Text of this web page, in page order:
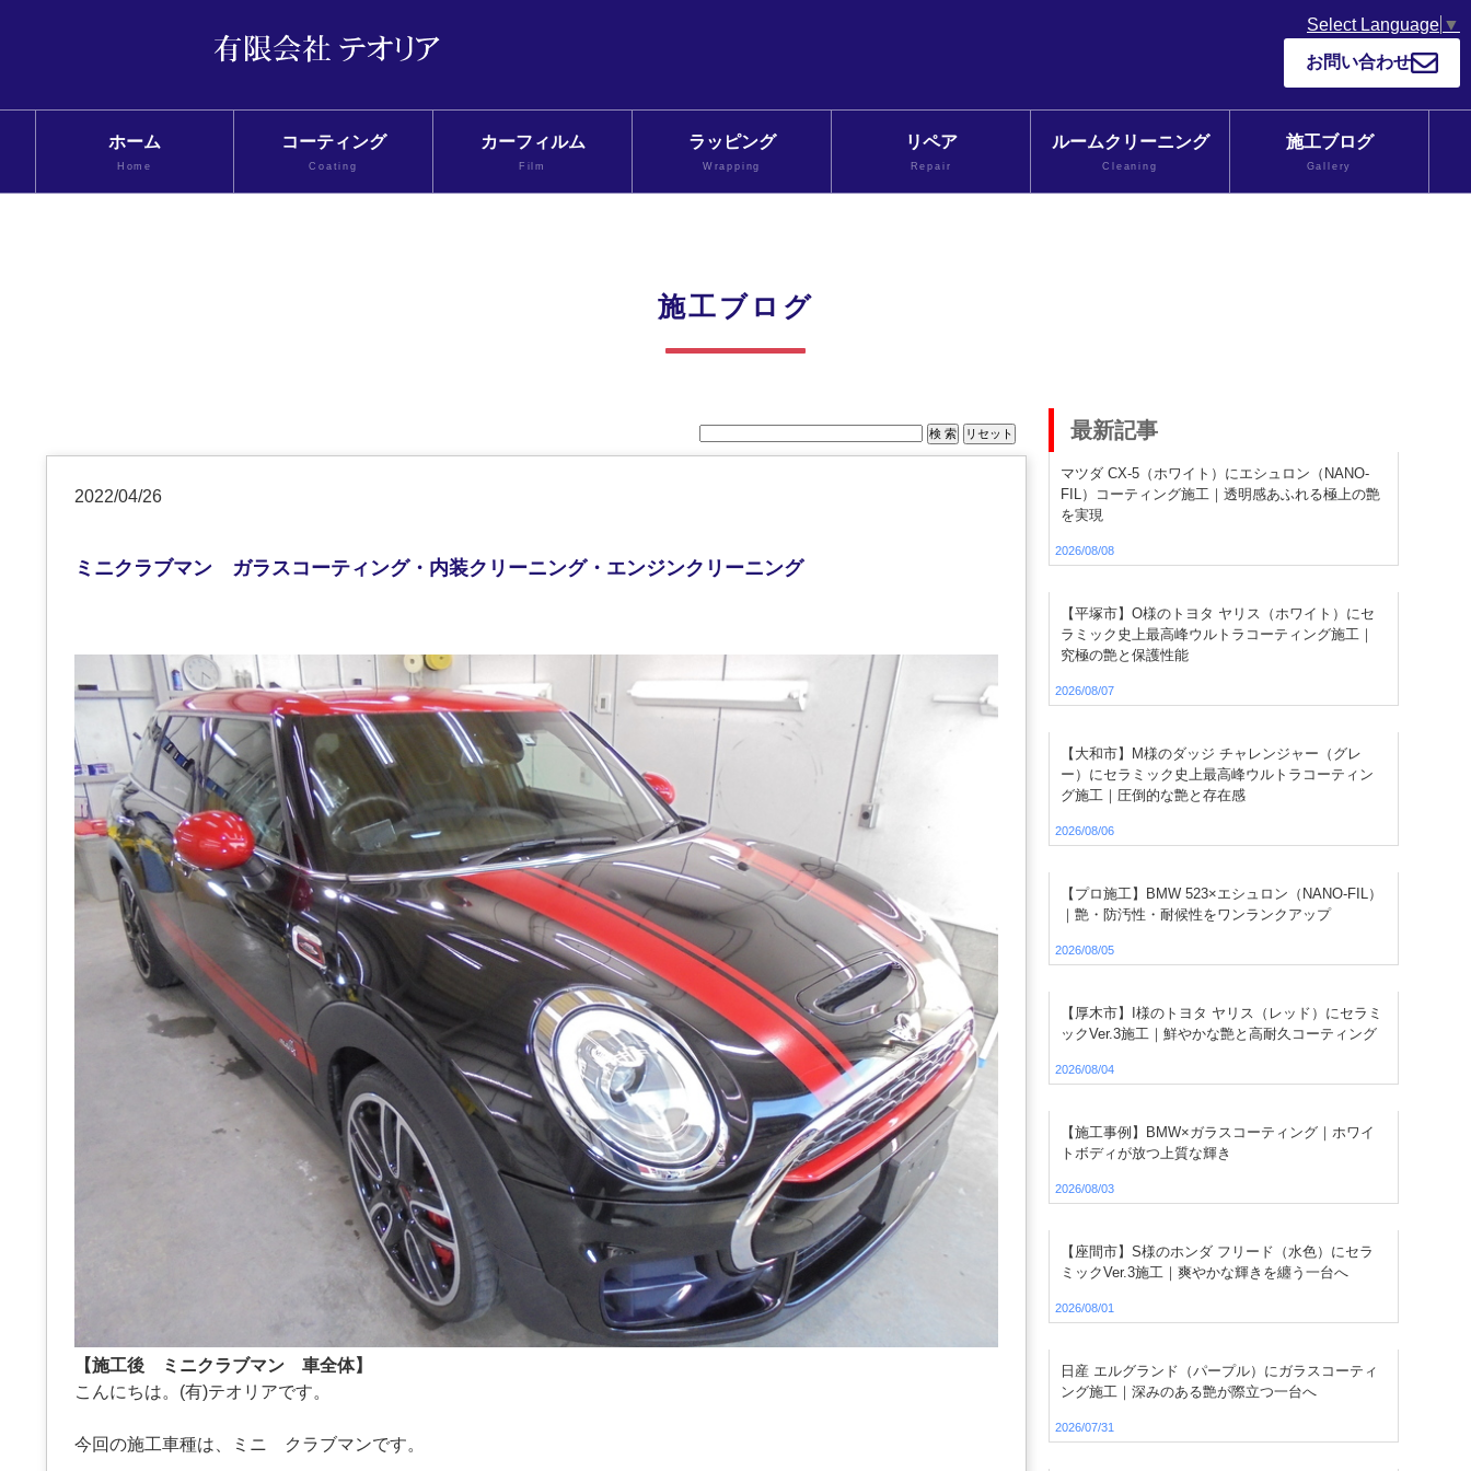
Select Language ▼
お問い合わせ
ホーム
Home
コーティング
Coating
カーフィルム
Film
ラッピング
Wrapping
リペア
Repair
ルームクリーニング
Cleaning
施工ブログ
Gallery
施工ブログ
2022/04/26
ミニクラブマン ガラスコーティング・内装クリーニング・エンジンクリーニング
【施工後 ミニクラブマン 車全体】
こんにちは。(有)テオリアです。
今回の施工車種は、ミニ クラブマンです。
最新記事
マツダ CX-5（ホワイト）にエシュロン（NANO-
FIL）コーティング施工｜透明感あふれる極上の艶
を実現
2026/08/08
【平塚市】O様のトヨタ ヤリス（ホワイト）にセ
ラミック史上最高峰ウルトラコーティング施工｜
究極の艶と保護性能
2026/08/07
【大和市】M様のダッジ チャレンジャー（グレ
ー）にセラミック史上最高峰ウルトラコーティン
グ施工｜圧倒的な艶と存在感
2026/08/06
【プロ施工】BMW 523×エシュロン（NANO-FIL）
｜艶・防汚性・耐候性をワンランクアップ
2026/08/05
【厚木市】I様のトヨタ ヤリス（レッド）にセラミ
ックVer.3施工｜鮮やかな艶と高耐久コーティング
2026/08/04
【施工事例】BMW×ガラスコーティング｜ホワイ
トボディが放つ上質な輝き
2026/08/03
【座間市】S様のホンダ フリード（水色）にセラ
ミックVer.3施工｜爽やかな輝きを纏う一台へ
2026/08/01
日産 エルグランド（パープル）にガラスコーティ
ング施工｜深みのある艶が際立つ一台へ
2026/07/31